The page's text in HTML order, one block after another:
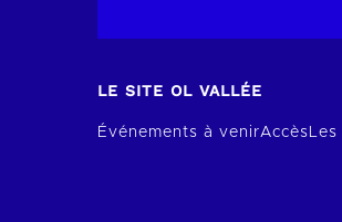
LE SITE OL VALLÉE
Événements à venirAccès